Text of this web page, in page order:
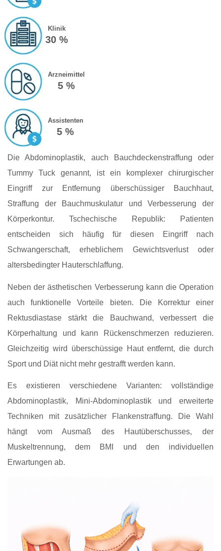
Klinik
30 %
Arzneimittel
5 %
Assistenten
5 %
Die Abdominoplastik, auch Bauchdeckenstraffung oder
Tummy Tuck genannt, ist ein komplexer chirurgischer
Eingriff zur Entfernung überschüssiger Bauchhaut,
Straffung der Bauchmuskulatur und Verbesserung der
Körperkontur. Tschechische Republik: Patienten
entscheiden sich häufig für diesen Eingriff nach
Schwangerschaft, erheblichem Gewichtsverlust oder
altersbedingter Hauterschlaffung.
Neben der ästhetischen Verbesserung kann die Operation
auch funktionelle Vorteile bieten. Die Korrektur einer
Rektusdiastase stärkt die Bauchwand, verbessert die
Körperhaltung und kann Rückenschmerzen reduzieren.
Gleichzeitig wird überschüssige Haut entfernt, die durch
Sport und Diät nicht mehr gestrafft werden kann.
Es existieren verschiedene Varianten: vollständige
Abdominoplastik, Mini-Abdominoplastik und erweiterte
Techniken mit zusätzlicher Flankenstraffung. Die Wahl
hängt vom Ausmaß des Hautüberschusses, der
Muskeltrennung, dem BMI und den individuellen
Erwartungen ab.